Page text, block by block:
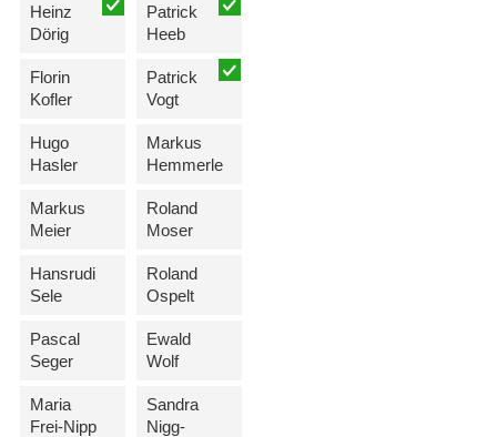
Heinz
Dörig
Florin
Kofler
Hugo
Hasler
Markus
Meier
Hansrudi
Sele
Pascal
Seger
Maria
Frei-Nipp
Patrick
Heeb
Patrick
Vogt
Markus
Hemmerle
Roland
Moser
Roland
Ospelt
Ewald
Wolf
Sandra
Nigg-